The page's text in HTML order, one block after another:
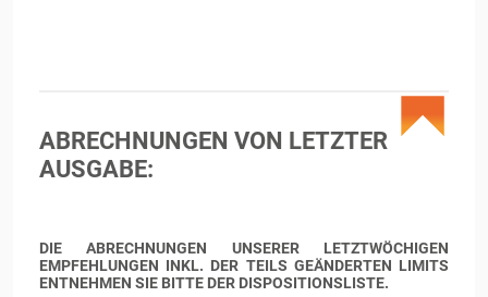
ABRECHNUNGEN VON LETZTER
AUSGABE:
DIE ABRECHNUNGEN UNSERER LETZTWÖCHIGEN
EMPFEHLUNGEN INKL. DER TEILS GEÄNDERTEN LIMITS
ENTNEHMEN SIE BITTE DER DISPOSITIONSLISTE.